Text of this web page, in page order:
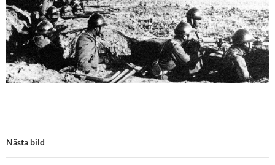
Nästa bild